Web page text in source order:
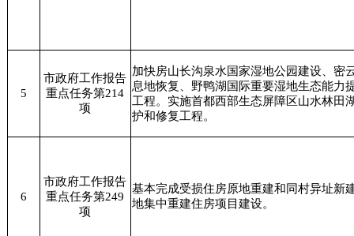
5
市政府工作报告
重点任务第214
项
加快房山长沟泉水国家湿地公园建设、密
息地恢复、野鸭湖国际重要湿地生态能力
工程。实施首都西部生态屏障区山水林田
护和修复工程。
6
市政府工作报告
重点任务第249
项
基本完成受损住房原地重建和同村异址新
地集中重建住房项目建设。